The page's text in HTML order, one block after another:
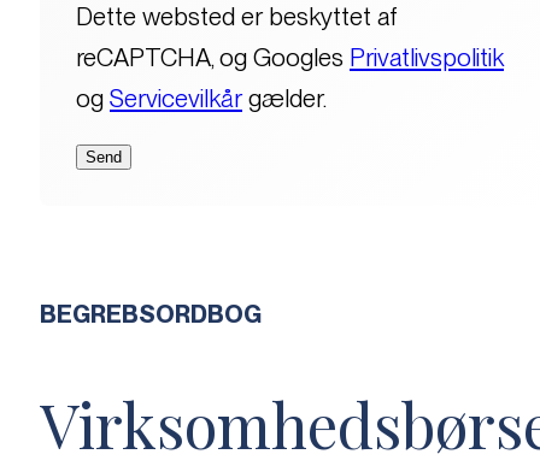
Dette websted er beskyttet af
reCAPTCHA, og Googles Privatlivspolitik
og Servicevilkårgælder.
BEGREBSORDBOG